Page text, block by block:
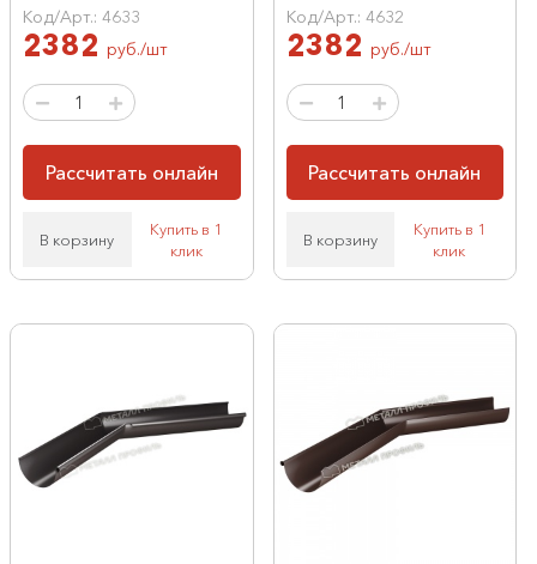
Код/Арт.: 4633
2382 руб./шт
Рассчитать онлайн
В корзину
Купить в 1
клик
Код/Арт.: 4632
2382 руб./шт
Рассчитать онлайн
В корзину
Купить в 1
клик